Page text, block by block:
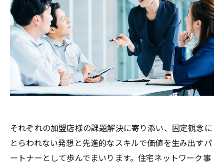
それぞれの加盟店様の課題解決に寄り添い、固定観念に
とらわれない発想と先進的なスキルで価値を生み出すパ
ートナーとして歩んでまいります。住宅ネットワーク事